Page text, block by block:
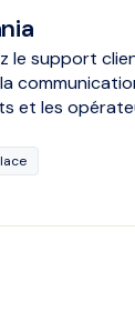
le support
et les